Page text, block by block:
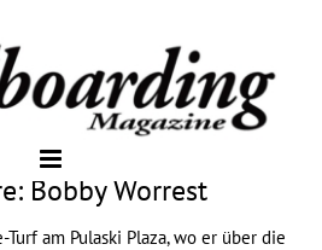
Bobby Worrest
am Pulaski Plaza, wo er über die